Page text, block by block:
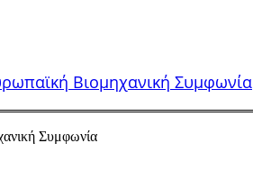
Βιομηχανική Συμφωνία
Συμφωνία